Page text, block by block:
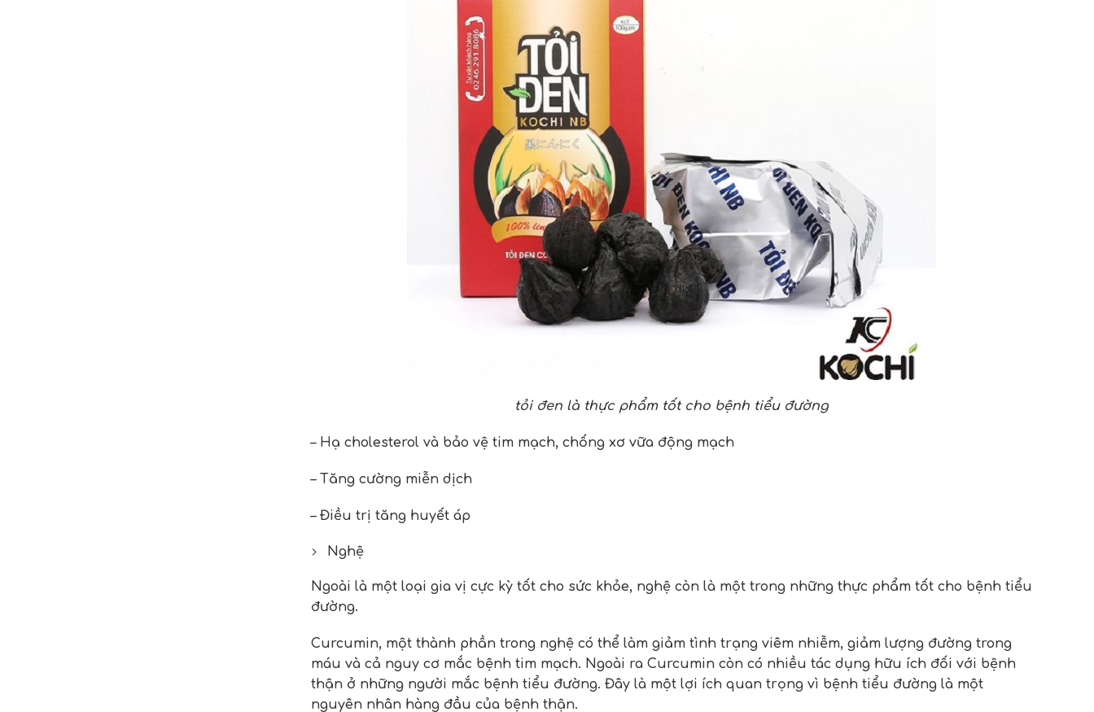
tỏi đen là thực phẩm tốt cho bệnh tiểu đường
– Hạ cholesterol và bảo vệ tim mạch, chống xơ vữa động mạch
– Tăng cường miễn dịch
– Điều trị tăng huyết áp
Nghệ
Ngoài là một loại gia vị cực kỳ tốt cho sức khỏe, nghệ còn là một trong những thực phẩm tốt cho bệnh tiểu
đường.
Curcumin, một thành phần trong nghệ có thể làm giảm tình trạng viêm nhiễm, giảm lượng đường trong
máu và cả nguy cơ mắc bệnh tim mạch. Ngoài ra Curcumin còn có nhiều tác dụng hữu ích đối với bệnh
thận ở những người mắc bệnh tiểu đường. Đây là một lợi ích quan trọng vì bệnh tiểu đường là một
nguyên nhân hàng đầu của bệnh thận.